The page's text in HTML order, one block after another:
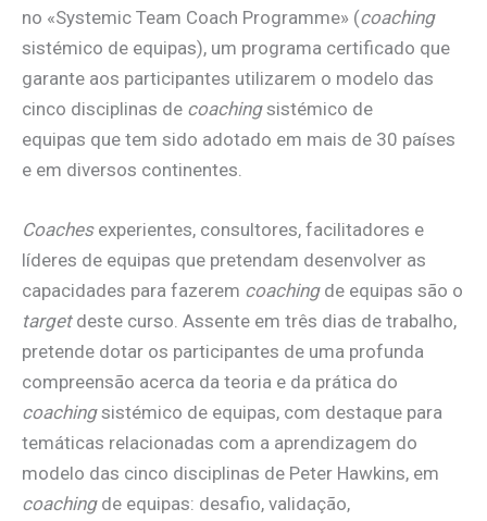
no «Systemic Team Coach Programme» (coaching
sistémico de equipas), um programa certificado que
garante aos participantes utilizarem o modelo das
cinco disciplinas de coachingsistémico de
equipas que tem sido adotado em mais de 30 países
e em diversos continentes.
Coachesexperientes, consultores, facilitadores e
líderes de equipas que pretendam desenvolver as
capacidades para fazerem coachingde equipas são o
targetdeste curso. Assente em três dias de trabalho,
pretende dotar os participantes de uma profunda
compreensão acerca da teoria e da prática do
coachingsistémico de equipas, com destaque para
temáticas relacionadas com a aprendizagem do
modelo das cinco disciplinas de Peter Hawkins, em
coachingde equipas: desafio, validação,